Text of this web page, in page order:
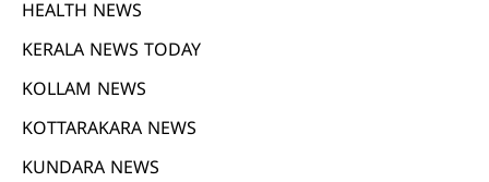
HEALTH NEWS
KERALA NEWS TODAY
KOLLAM NEWS
KOTTARAKARA NEWS
KUNDARA NEWS